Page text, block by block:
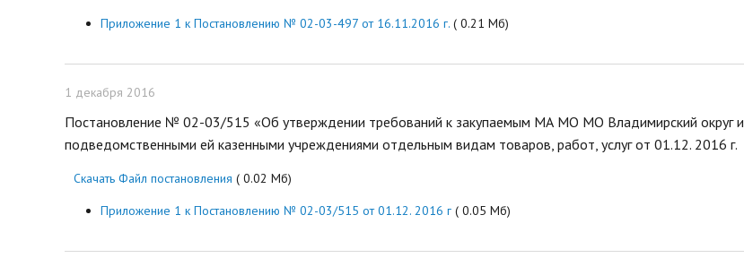
Приложение 1 к Постановлению № 02-03-497 от 16.11.2016 г. ( 0.21 Мб)
1 декабря 2016
Постановление № 02-03/515 «Об утверждении требований к закупаемым МА МО МО Владимирский округ и
подведомственными ей казенными учреждениями отдельным видам товаров, работ, услуг от 01.12. 2016 г.
Скачать Файл постановления ( 0.02 Мб)
Приложение 1 к Постановлению № 02-03/515 от 01.12. 2016 г ( 0.05 Мб)